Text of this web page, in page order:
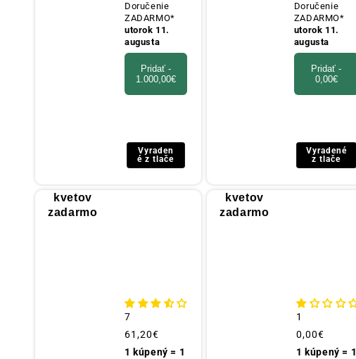
Doručenie
ZADARMO*
utorok 11.
augusta
Pridať -
1.000,00€
Vyraden
é z tlače
Doručenie
ZADARMO*
utorok 11.
augusta
Pridať -
0,00€
Vyradené
z tlače
kvetov
zadarmo
7
Obvyklá
cena
61,20€
1 kúpený = 1
kvetov
zadarmo
1
Obvyklá
cena
0,00€
1 kúpený = 1